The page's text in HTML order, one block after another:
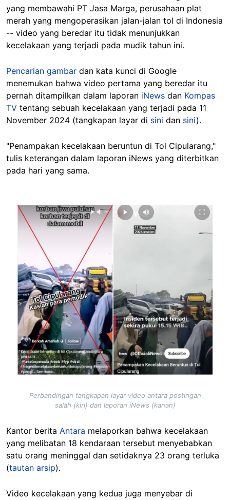
yang membawahi PT Jasa Marga, perusahaan plat
merah yang mengoperasikan jalan-jalan tol di Indonesia
-- video yang beredar itu tidak menunjukkan
kecelakaan yang terjadi pada mudik tahun ini.
Pencarian gambar dan kata kunci di Google
menemukan bahwa video pertama yang beredar itu
pernah ditampilkan dalam laporan iNews dan Kompas
TV tentang sebuah kecelakaan yang terjadi pada 11
November 2024 (tangkapan layar di sini dan sini).
"Penampakan kecelakaan beruntun di Tol Cipularang,"
tulis keterangan dalam laporan iNews yang diterbitkan
pada hari yang sama.
Image
Perbandingan tangkapan layar video antara postingan
salah (kiri) dan laporan iNews (kanan)
Kantor berita Antara melaporkan bahwa kecelakaan
yang melibatan 18 kendaraan tersebut menyebabkan
satu orang meninggal dan setidaknya 23 orang terluka
(tautan arsip).
Video kecelakaan yang kedua juga menyebar di